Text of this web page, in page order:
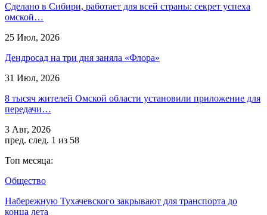
Сделано в Сибири, работает для всей страны: секрет успеха
омской…
25 Июл, 2026
Дендросад на три дня заняла «Флора»
31 Июл, 2026
8 тысяч жителей Омской области установили приложение для
передачи…
3 Авг, 2026
пред. след. 1 из 58
Топ месяца:
Общество
Набережную Тухачевского закрывают для транспорта до
конца лета